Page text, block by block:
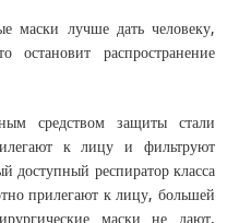
маски лучше дать человеку,
распространение
средством защиты стали
к лицу и фильтруют
респиратор класса
прилегают к лицу, большей
маски не дают.